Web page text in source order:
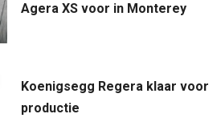
Agera XS voor in Monterey
Koenigsegg Regera klaar voor
productie